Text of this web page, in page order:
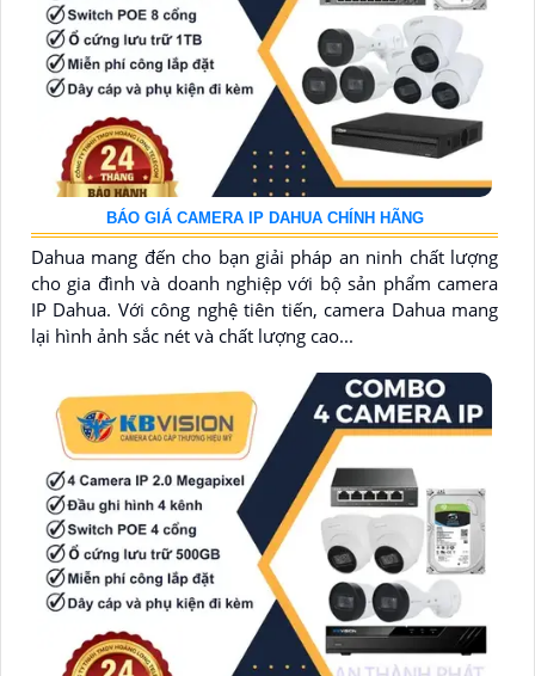
BÁO GIÁ CAMERA IP DAHUA CHÍNH HÃNG
Dahua mang đến cho bạn giải pháp an ninh chất lượng
cho gia đình và doanh nghiệp với bộ sản phẩm camera
IP Dahua. Với công nghệ tiên tiến, camera Dahua mang
lại hình ảnh sắc nét và chất lượng cao...